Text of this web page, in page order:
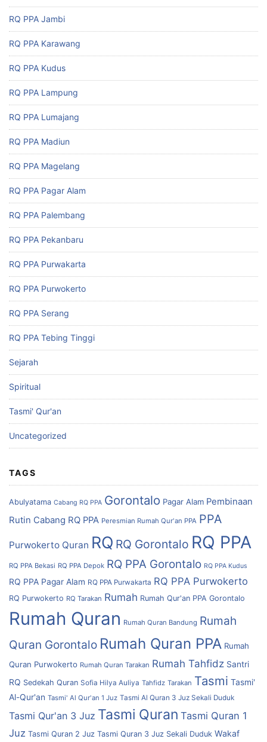
RQ PPA Jambi
RQ PPA Karawang
RQ PPA Kudus
RQ PPA Lampung
RQ PPA Lumajang
RQ PPA Madiun
RQ PPA Magelang
RQ PPA Pagar Alam
RQ PPA Palembang
RQ PPA Pekanbaru
RQ PPA Purwakarta
RQ PPA Purwokerto
RQ PPA Serang
RQ PPA Tebing Tinggi
Sejarah
Spiritual
Tasmi' Qur'an
Uncategorized
TAGS
Abulyatama Cabang RQ PPA Gorontalo Pagar Alam Pembinaan
Rutin Cabang RQ PPA Peresmian Rumah Qur'an PPA PPA
Purwokerto Quran RQ RQ Gorontalo RQ PPA
RQ PPA Bekasi RQ PPA Depok RQ PPA Gorontalo RQ PPA Kudus
RQ PPA Pagar Alam RQ PPA Purwakarta RQ PPA Purwokerto
RQ Purwokerto RQ Tarakan Rumah Rumah Qur'an PPA Gorontalo
Rumah Quran Rumah Quran Bandung Rumah
Quran Gorontalo Rumah Quran PPA Rumah
Quran Purwokerto Rumah Quran Tarakan Rumah Tahfidz Santri
RQ Sedekah Quran Sofia Hilya Auliya Tahfidz Tarakan Tasmi Tasmi'
Al-Qur'an Tasmi' Al Qur'an 1 Juz Tasmi Al Quran 3 Juz Sekali Duduk
Tasmi Qur'an 3 Juz Tasmi Quran Tasmi Quran 1
Juz Tasmi Quran 2 Juz Tasmi Quran 3 Juz Sekali Duduk Wakaf